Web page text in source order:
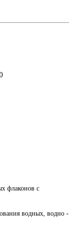
флаконов с
водных, водно -